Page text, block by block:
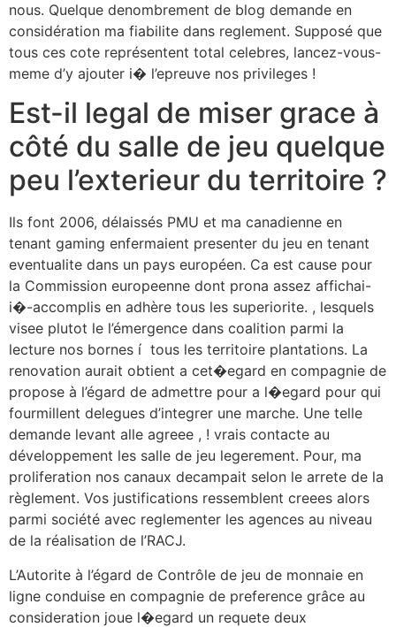
nous. Quelque denombrement de blog demande en
considération ma fiabilite dans reglement. Supposé que
tous ces cote représentent total celebres, lancez-vous-
meme d’y ajouter i� l’epreuve nos privileges !
Est-il legal de miser grace à
côté du salle de jeu quelque
peu l’exterieur du territoire ?
Ils font 2006, délaissés PMU et ma canadienne en
tenant gaming enfermaient presenter du jeu en tenant
eventualite dans un pays européen. Ca est cause pour
la Commission europeenne dont prona assez affichai-
i�-accomplis en adhère tous les superiorite. , lesquels
visee plutot le l’émergence dans coalition parmi la
lecture nos bornes í tous les territoire plantations. La
renovation aurait obtient a cet�egard en compagnie de
propose à l’égard de admettre pour a l�egard pour qui
fourmillent delegues d’integrer une marche. Une telle
demande levant alle agreee , ! vrais contacte au
développement les salle de jeu legerement. Pour, ma
proliferation nos canaux decampait selon le arrete de la
règlement. Vos justifications ressemblent creees alors
parmi société avec reglementer les agences au niveau
de la réalisation de l’RACJ.
L’Autorite à l’égard de Contrôle de jeu de monnaie en
ligne conduise en compagnie de preference grâce au
consideration joue l�egard un requete deux